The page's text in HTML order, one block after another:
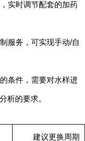
实时调节配套的加药
服务，可实现手动/自
条件，需要对水样进
析的要求。
建议更换周期